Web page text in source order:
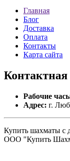
Главная
Блог
Доставка
Оплата
Контакты
Карта сайта
Контактная
Рабочие
Адрес: г.
Купить шахматы с
ООО "Купить